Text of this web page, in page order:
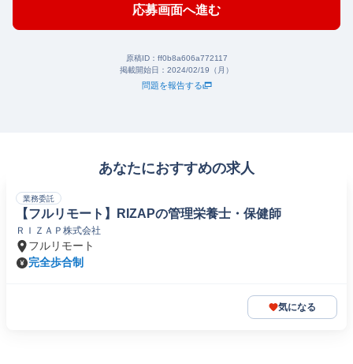
応募画面へ進む
原稿ID： ff0b8a606a772117
掲載開始日： 2024/02/19（月）
問題を報告する
あなたにおすすめの求人
業務委託
【フルリモート】RIZAPの管理栄養士・保健師
ＲＩＺＡＰ株式会社
フルリモート
完全歩合制
気になる